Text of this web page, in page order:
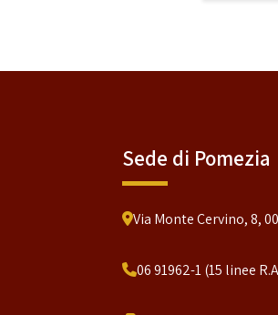
Sede di Pomezia
Via Monte Cervino, 8,
06 91962-1 (15 linee